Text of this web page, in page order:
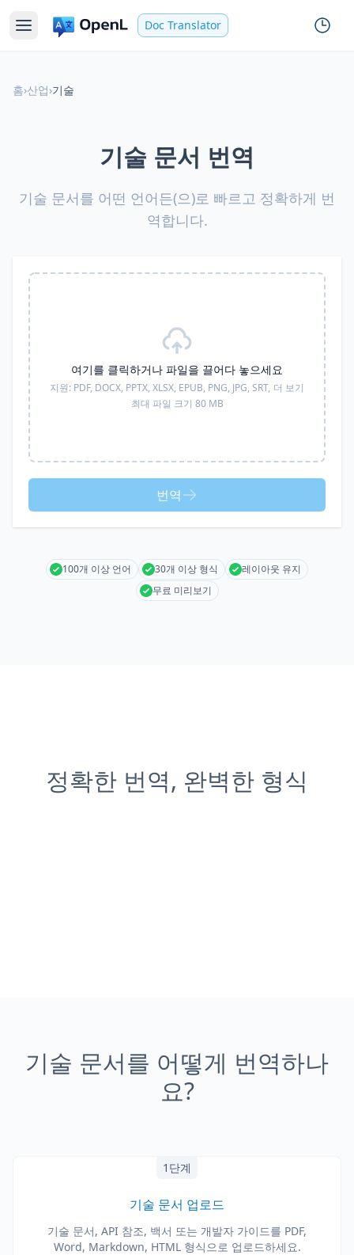
Doc Translator
홈›산업›기술
기술 문서 번역
기술 문서를 어떤 언어든(으)로 빠르고 정확하게 번
역합니다.
여기를 클릭하거나 파일을 끌어다 놓으세요
지원: PDF, DOCX, PPTX, XLSX, EPUB, PNG, JPG, SRT, 더 보기
최대 파일 크기 80 MB
번역
100개 이상 언어 30개 이상 형식
레이아웃 유지
무료 미리보기
정확한 번역, 완벽한 형식
기술 문서를 어떻게 번역하나
요?
1단계
기술 문서 업로드
기술 문서, API 참조, 백서 또는 개발자 가이드를 PDF,
Word, Markdown, HTML 형식으로 업로드하세요.